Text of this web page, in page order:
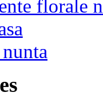
florale